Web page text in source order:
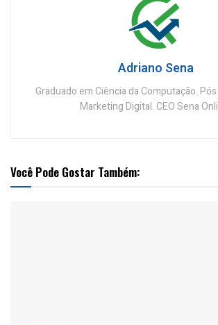
Adriano Sena
Graduado em Ciência da Computação.
Marketing Digital. CEO Sena
Você Pode Gostar Também: